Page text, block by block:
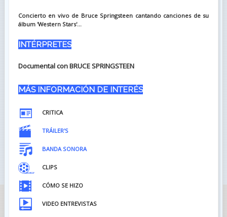
Concierto en vivo de Bruce Springsteen cantando canciones de su
álbum 'Western Stars'...
INTÉRPRETES
Documental con BRUCE SPRINGSTEEN
MÁS INFORMACIÓN DE INTERÉS
CRITICA
TRÁILER'S
BANDA SONORA
CLIPS
CÓMO SE HIZO
VIDEO ENTREVISTAS